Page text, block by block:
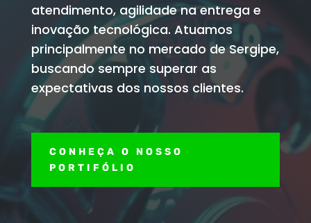
atendimento, agilidade na entrega e
inovação tecnológica. Atuamos
principalmente no mercado de Sergipe,
buscando sempre superar as
expectativas dos nossos clientes.
CONHEÇA O NOSSO
PORTIFÓLIO